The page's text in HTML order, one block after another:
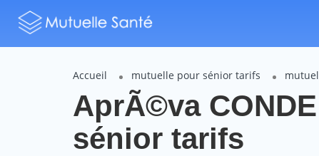
Accueil mutuelle pour sénior tarifs
AprÃ©va
sénior tarifs